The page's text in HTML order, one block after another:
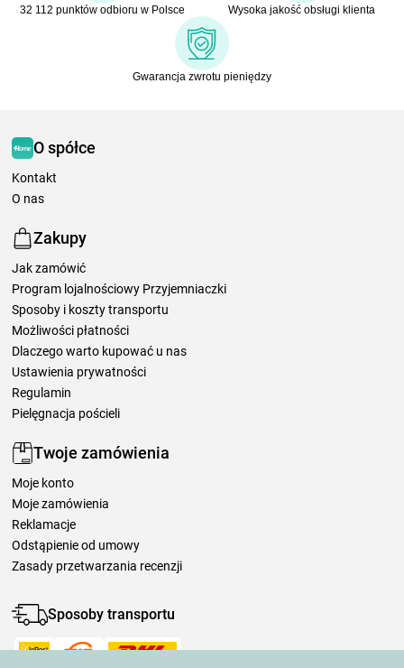
32 112 punktów odbioru w Polsce Wysoka jakość obsługi klienta
Gwarancja zwrotu pieniędzy
O spółce
Kontakt
O nas
Zakupy
Jak zamówić
Program lojalnościowy Przyjemniaczki
Sposoby i koszty transportu
Możliwości płatności
Dlaczego warto kupować u nas
Ustawienia prywatności
Regulamin
Pielęgnacja pościeli
Twoje zamówienia
Moje konto
Moje zamówienia
Reklamacje
Odstąpienie od umowy
Zasady przetwarzania recenzji
Sposoby transportu